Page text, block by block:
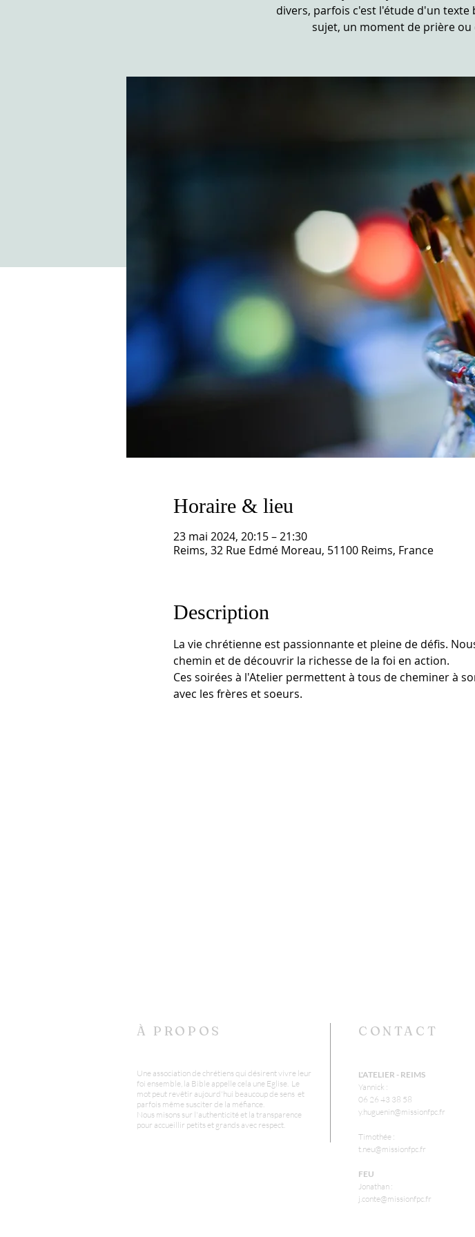
divers, parfois c'est l'étude d'un
sujet, un moment de prière
Horaire & lieu
23 mai 2024, 20:15 – 21:30
Reims, 32 Rue Edmé Moreau, 51100 Reims, France
Description
La vie chrétienne est passionnante et pleine de défis.
chemin et de découvrir la richesse de la foi en action.
Ces soirées à l'Atelier permettent à tous de cheminer à
avec les frères et soeurs.
À PROPOS
Une association de chrétiens qui désirent vivre leur
foi ensemble, la Bible appelle cela une Eglise. Le
mot peut revêtir aujourd'hui beaucoup de sens et
parfois même susciter de la méfiance.
Nous misons sur l'authenticité et la transparence
pour accueillir petits et grands avec respect.
CONTACT
L'ATELIER - REIMS
Yannick :
06 26 43 38 58
y.huguenin@missionfpc.fr
Timothée :
t.neu@missionfpc.fr
FEU
Jonathan :
j.conte@missionfpc.fr